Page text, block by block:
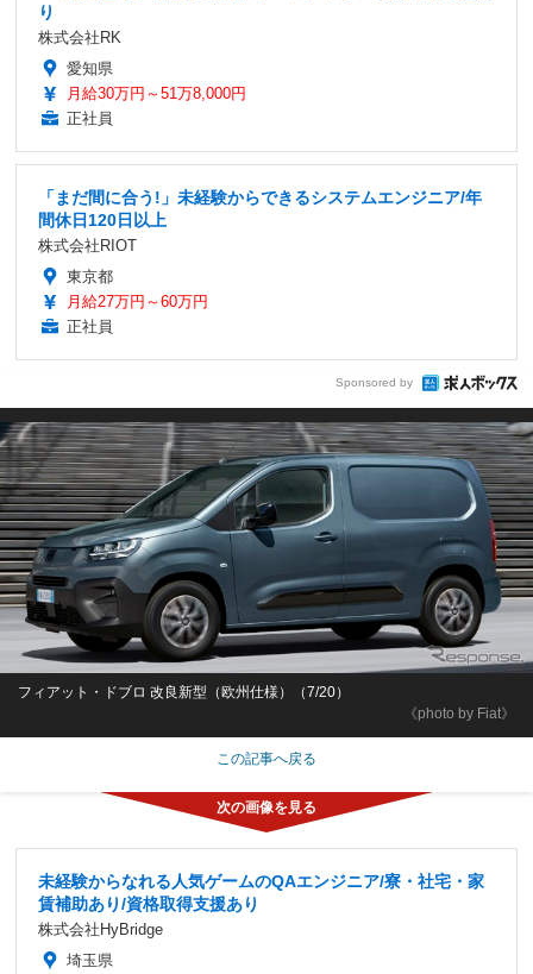
り
株式会社RK
愛知県
月給30万円～51万8,000円
正社員
「まだ間に合う!」未経験からできるシステムエンジニア/年
間休日120日以上
株式会社RIOT
東京都
月給27万円～60万円
正社員
Sponsored by
《photo by Fiat》
フィアット・ドブロ 改良新型（欧州仕様）（7/20）
この記事へ戻る
未経験からなれる人気ゲームのQAエンジニア/寮・社宅・家
賃補助あり/資格取得支援あり
株式会社HyBridge
埼玉県